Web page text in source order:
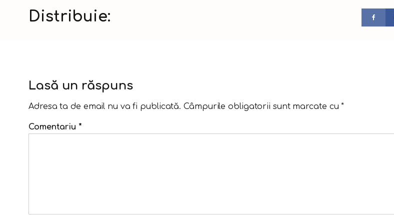
Distribuie:
Lasă un răspuns
Adresa ta de email nu va fi publicată. Câmpurile obligatorii sunt marcate cu*
Comentariu *